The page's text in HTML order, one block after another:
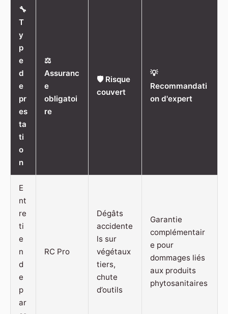
🔧
T
y
p
e
d
e
pr
es
ta
ti
o
n
⚖️
Assuranc
e
obligatoi
re
🛡️ Risque
couvert
💡
Recommandati
on d'expert
E
nt
re
ti
e
n
d
e
p
ar
RC Pro
Dégâts
accidente
ls sur
végétaux
tiers,
chute
d’outils
Garantie
complémentair
e pour
dommages liés
aux produits
phytosanitaires